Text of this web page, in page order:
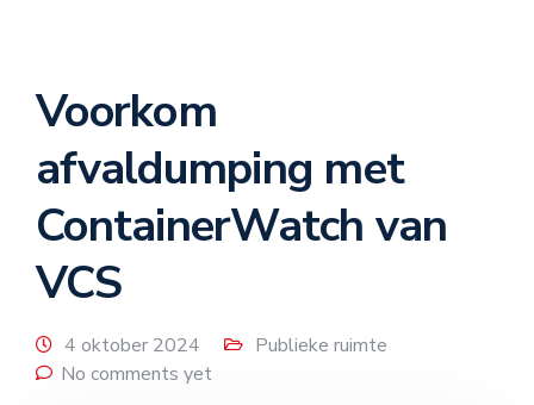
Voorkom
afvaldumping met
ContainerWatch van
VCS
4 oktober 2024
Publieke ruimte
No comments yet